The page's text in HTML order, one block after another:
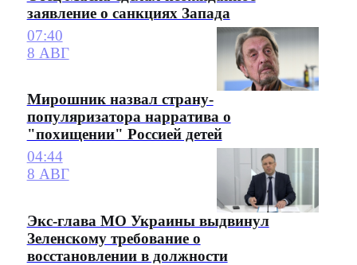
заявление о санкциях Запада
07:40
8 АВГ
Мирошник назвал страну-
популяризатора нарратива о
"похищении" Россией детей
04:44
8 АВГ
Экс-глава МО Украины выдвинул
Зеленскому требование о
восстановлении в должности